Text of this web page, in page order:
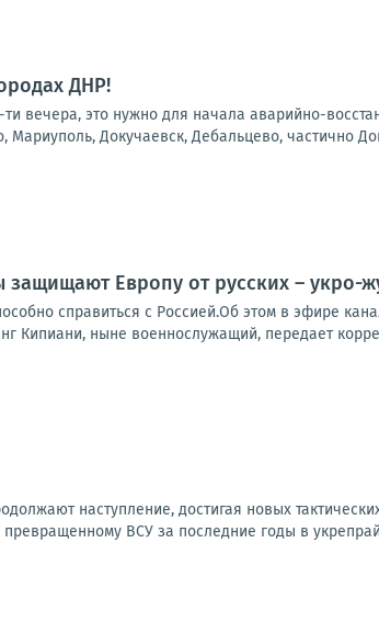
ДНР!
вечера, это нужно для начала аварийно-
Мариуполь, Докучаевск, Дебальцево, частично
Европу от русских – укро-
справиться с Россией.Об этом в эфире
Кипиани, ныне военнослужащий, передает
наступление, достигая новых
ВСУ за последние годы в